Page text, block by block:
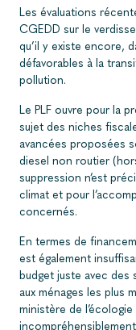
Les évaluations
CGEDD sur le
qu’il y existe encore,
défavorables à la
pollution.
Le PLF ouvre pour la
sujet des niches
avancées proposées
diesel non routier
suppression n’est
climat et pour
concernés.
En termes de
est également
budget juste avec
aux ménages les plus
ministère de